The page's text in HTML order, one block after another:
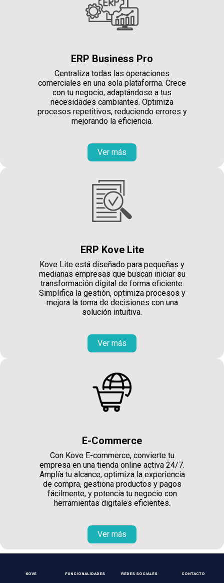
ERP Business Pro
Centraliza todas las operaciones
comerciales en una sola plataforma. Crece
con tu negocio, adaptándose a tus
necesidades cambiantes. Optimiza
procesos repetitivos, reduciendo errores y
mejorando la eficiencia.
Ver más
ERP Kove Lite
Kove Lite está diseñado para pequeñas y
medianas empresas que buscan iniciar su
transformación digital de forma eficiente.
Simplifica la gestión, optimiza procesos y
mejora la toma de decisiones con una
solución intuitiva.
Ver más
E-Commerce
Con Kove E-commerce, convierte tu
empresa en una tienda online activa 24/7.
Amplía tu alcance, optimiza la experiencia
de compra, gestiona productos y pagos
fácilmente, y potencia tu negocio con
herramientas digitales eficientes.
Ver más
KOVE FUNCIONALIDADES REDES SOCIALES CONTACTO